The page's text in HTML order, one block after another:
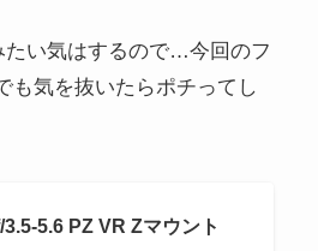
たい気はするので…今回のフ
気を抜いたらポチってし
5.6 PZ VR Zマウント